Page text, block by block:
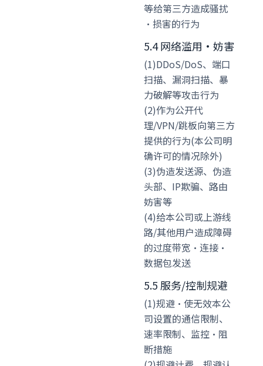
等给第三方造成骚扰
·损害的行为
5.4 网络滥用·妨害
(1)DDoS/DoS、端口
扫描、漏洞扫描、暴
力破解等攻击行为
(2)作为公开代
理/VPN/跳板向第三方
提供的行为(本公司明
确许可的情况除外)
(3)伪造发送源、伪造
头部、IP欺骗、路由
妨害等
(4)给本公司或上游线
路/其他用户造成障碍
的过度带宽·连接·
数据包发送
5.5 服务/控制规避
(1)规避·使无效本公
司设置的通信限制、
速率限制、监控·阻
断措施